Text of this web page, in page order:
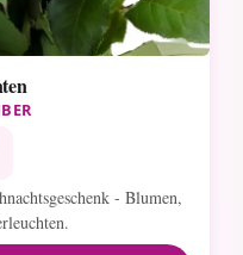
- Blumen,